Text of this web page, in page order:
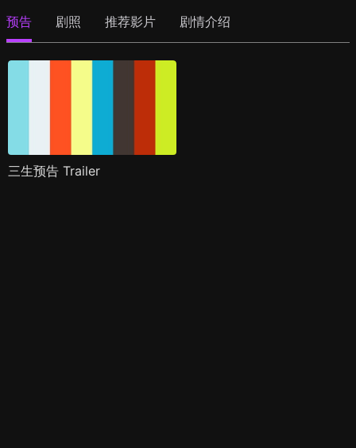
预告 剧照 推荐影片 剧情介绍
三生预告 Trailer